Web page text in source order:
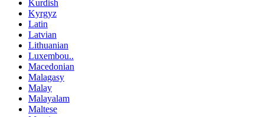
Kurdish
Kyrgyz
Latin
Latvian
Lithuanian
Luxembou..
Macedonian
Malagasy
Malay
Malayalam
Maltese